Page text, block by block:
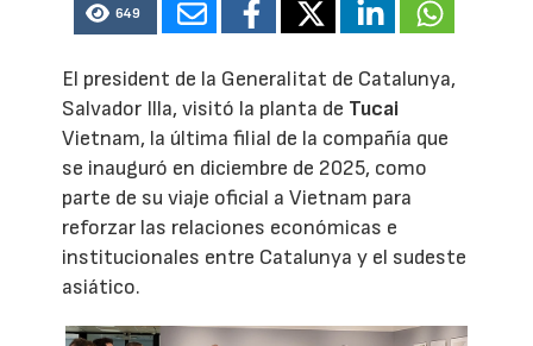
649
El president de la Generalitat de Catalunya,
Salvador Illa, visitó la planta de Tucai
Vietnam, la última filial de la compañía que
se inauguró en diciembre de 2025, como
parte de su viaje oficial a Vietnam para
reforzar las relaciones económicas e
institucionales entre Catalunya y el sudeste
asiático.